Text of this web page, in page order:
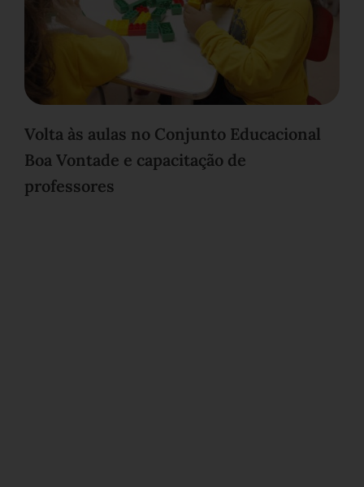
Volta às aulas no Conjunto Educacional
Boa Vontade e capacitação de
professores